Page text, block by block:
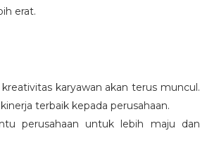
erat.
karyawan akan terus muncul.
terbaik kepada perusahaan.
perusahaan untuk lebih maju dan